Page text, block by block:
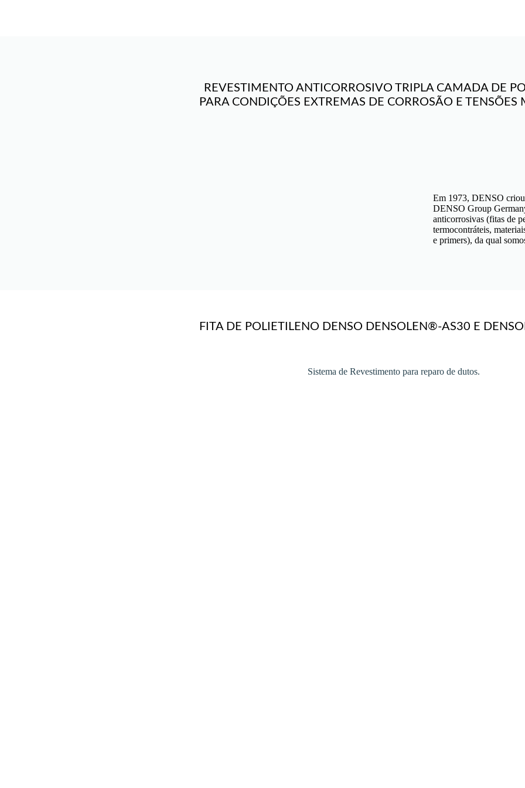
REVESTIMENTO ANTICORROSIVO TRIPLA CAMADA DE
PARA CONDIÇÕES EXTREMAS DE CORROSÃO E TENSÕES
Em 1973, DENSO
DENSO Group
anticorrosivas (fitas de
termocontráteis,
e primers), da qual
FITA DE POLIETILENO DENSO DENSOLEN®-AS30 E
Sistema de Revestimento para reparo de dutos.